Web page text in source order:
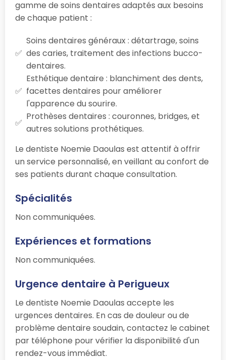
gamme de soins dentaires adaptés aux besoins
de chaque patient :
Soins dentaires généraux : détartrage, soins
des caries, traitement des infections bucco-
dentaires.
Esthétique dentaire : blanchiment des dents,
facettes dentaires pour améliorer
l'apparence du sourire.
Prothèses dentaires : couronnes, bridges, et
autres solutions prothétiques.
Le dentiste Noemie Daoulas est attentif à offrir
un service personnalisé, en veillant au confort de
ses patients durant chaque consultation.
Spécialités
Non communiquées.
Expériences et formations
Non communiquées.
Urgence dentaire à Perigueux
Le dentiste Noemie Daoulas accepte les
urgences dentaires. En cas de douleur ou de
problème dentaire soudain, contactez le cabinet
par téléphone pour vérifier la disponibilité d'un
rendez-vous immédiat.